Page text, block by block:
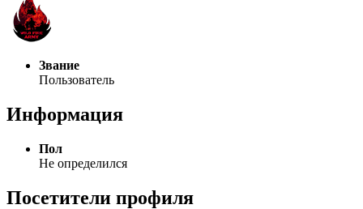
Звание
Пользователь
Информация
Пол
Не определился
Посетители профиля